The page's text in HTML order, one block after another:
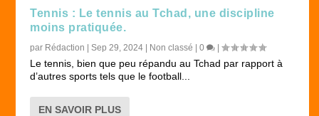
Tennis : Le tennis au Tchad, une discipline
moins pratiquée.
par Rédaction |Sep 29, 2024 | Non classé |0 |
Le tennis, bien que peu répandu au Tchad par rapport à
d’autres sports tels que le football...
EN SAVOIR PLUS